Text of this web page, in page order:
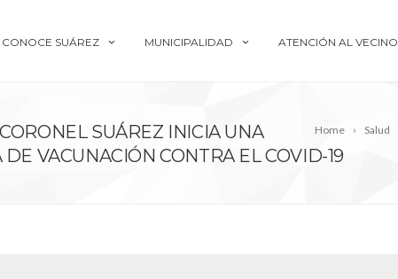
CONOCE SUÁREZ MUNICIPALIDAD ATENCIÓN AL VECINO
Home Salud
SUÁREZ INICIA UNA
VACUNACIÓN CONTRA EL COVID-19